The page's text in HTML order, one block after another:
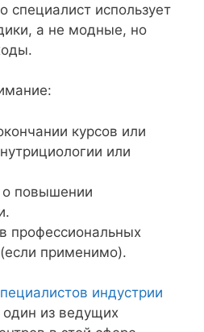
специалист использует
а не модные, но
курсов или
или
повышении
профессиональных
применимо).
индустрии
из ведущих